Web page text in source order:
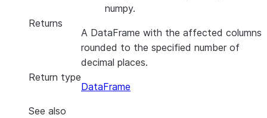
numpy.
Returns
A DataFrame with the affected columns
rounded to the specified number of
decimal places.
Return type
DataFrame
See also